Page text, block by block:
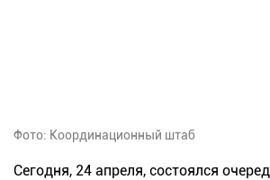
Фото: Координационный штаб
Сегодня, 24 апреля, состоялся